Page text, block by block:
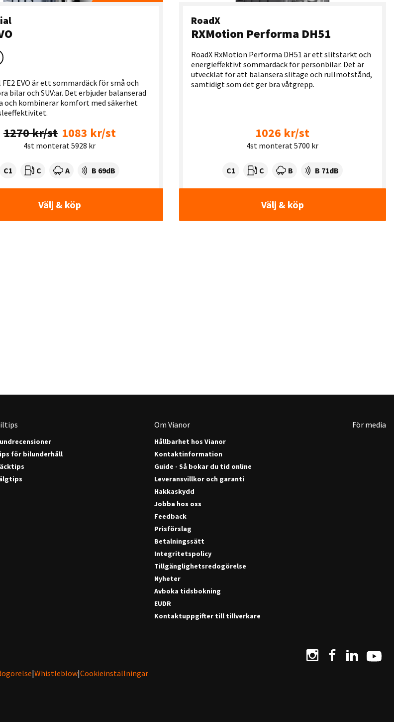
FE2 EVO är ett sommardäck för små och
bilar och SUV:ar. Det erbjuder balanserad
och kombinerar komfort med säkerhet
1270 kr/st 1083 kr/st
4st monterat 5928 kr
Tyre class:
C1 Rullmotstånd:
C Våtgrepp:
A Ljudnivå dB:
B 69dB
Välj & köp
RoadX
RXMotion Performa DH51
RoadX RxMotion Performa DH51 är ett slitstarkt och
energieffektivt sommardäck för personbilar. Det är
utvecklat för att balansera slitage och rullmotstånd,
samtidigt som det ger bra våtgrepp.
1026 kr/st
4st monterat 5700 kr
Tyre class:
C1 Rullmotstånd:
C Våtgrepp:
B Ljudnivå dB:
B 71dB
Välj & köp
för bilunderhåll
Om Vianor
Hållbarhet hos Vianor
Kontaktinformation
Guide - Så bokar du tid online
Leveransvillkor och garanti
Hakkaskydd
Jobba hos oss
Feedback
Prisförslag
Betalningssätt
Integritetspolicy
Tillgänglighetsredogörelse
Nyheter
Avboka tidsbokning
EUDR
Kontaktuppgifter till tillverkare
För media
|Whistleblow|Cookieinställningar